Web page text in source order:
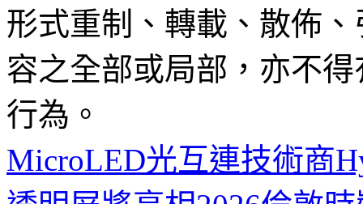
形式重制、轉載、散佈
容之全部或局部，亦不
行為。
MicroLED光互連技術商